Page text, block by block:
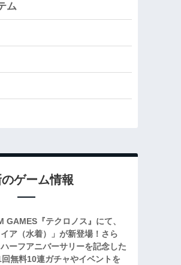
ム
ゲーム情報
GAMES『テクロノス』にて、
イア（水着）」が新登場！さら
ーフアニバーサリーを記念した
回無料10連ガチャやイベントを